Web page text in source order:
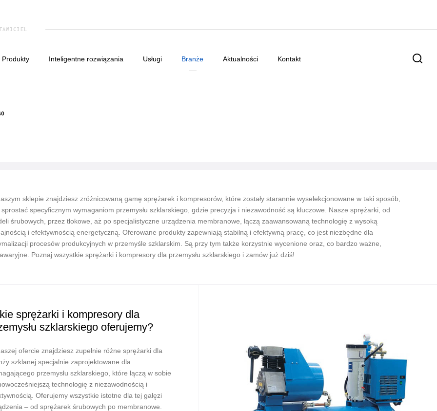
produkty inteligentne rozwiązania usługi branże aktualności kontakt
sklepie znajdziesz zróżnicowaną gamę sprężarek i kompresorów, które zostały starannie wyselekcjonowane w taki sposób,
specyficznym wymaganiom przemysłu szklarskiego, gdzie precyzja i niezawodność są kluczowe. Nasze sprężarki, od
śrubowych, przez tłokowe, aż po specjalistyczne urządzenia membranowe, łączą zaawansowaną technologię z wysoką
i efektywnością energetyczną. Oferowane produkty zapewniają stabilną i efektywną pracę, co jest niezbędne dla
procesów produkcyjnych w przemyśle szklarskim. Są przy tym także korzystnie wycenione oraz, co bardzo ważne,
Poznaj wszystkie sprężarki i kompresory dla przemysłu szklarskiego i zamów już dziś!
sprężarki i kompresory dla
szklarskiego oferujemy?
ofercie znajdziesz zupełnie różne sprężarki dla
szklanej specjalnie zaprojektowane dla
przemysłu szklarskiego, które łączą w sobie
technologię z niezawodnością i
Oferujemy wszystkie istotne dla tej gałęzi
– od sprężarek śrubowych po membranowe.